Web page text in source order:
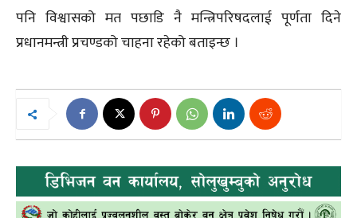
पनि विश्वासको मत पछाडि नै मन्त्रिपरिषदलाई पूर्णता दिने
प्रधानमन्त्री प्रचण्डको चाहना रहेको बताइन्छ ।